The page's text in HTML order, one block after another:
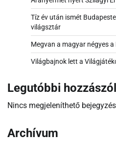
Tíz év után ismét
világsztár
Megvan a magyar négyes
Világbajnok lett a
Legutóbbi
Nincs megjeleníthető
Archívum